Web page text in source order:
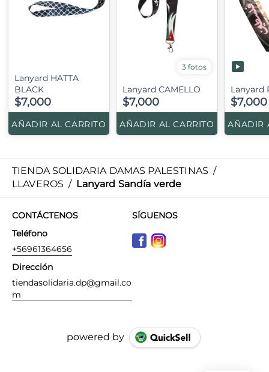
Lanyard HATTA
BLACK
$7,000
AÑADIR AL CARRITO
3 fotos
Lanyard CAMELLO
$7,000
AÑADIR AL CARRITO
Lanyard
$7,000
AÑADIR
TIENDA SOLIDARIA DAMAS PALESTINAS /
LLAVEROS / Lanyard Sandía verde
CONTÁCTENOS
Teléfono
+56961364656
Dirección
tiendasolidaria.dp@gmail.co
m
SÍGUENOS
powered by